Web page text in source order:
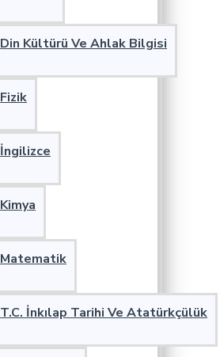
Din Kültürü Ve Ahlak Bilgisi
Fizik
İngilizce
Kimya
Matematik
T.C. İnkılap Tarihi Ve Atatürkçülük